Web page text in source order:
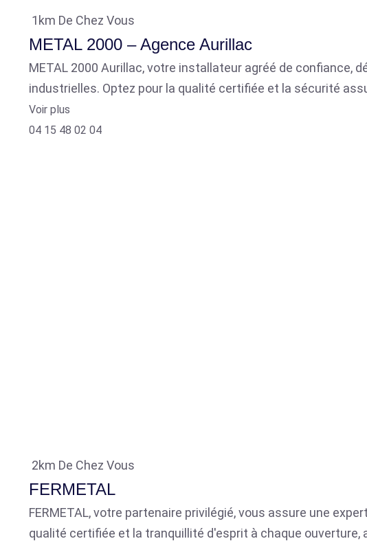
1km De Chez Vous
METAL 2000 – Agence Aurillac
METAL 2000 Aurillac, votre installateur agréé de confiance,
industrielles. Optez pour la qualité certifiée et la sécurité
Voir plus
04 15 48 02 04
2km De Chez Vous
FERMETAL
FERMETAL, votre partenaire privilégié, vous assure une
qualité certifiée et la tranquillité d'esprit à chaque ouverture,